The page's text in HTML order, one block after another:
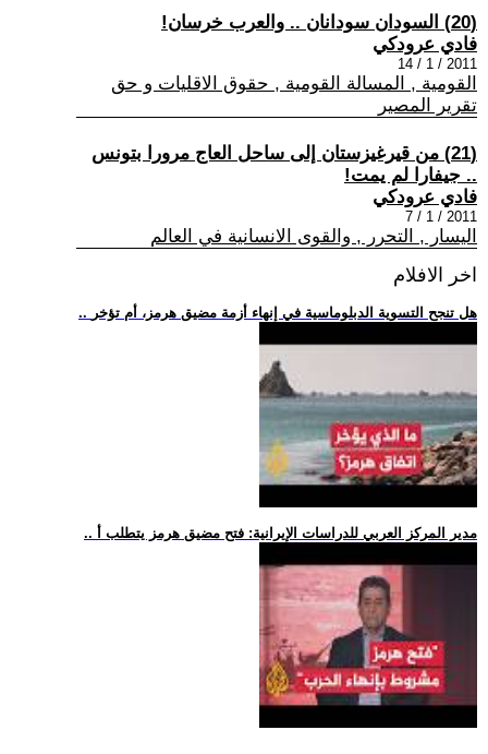
(20) السودان سودانان .. والعرب خرسان!
فادي عرودكي
2011 / 1 / 14
القومية , المسالة القومية , حقوق الاقليات و حق
تقرير المصير
(21) من قيرغيزستان إلى ساحل العاج مرورا بتونس
.. جيفارا لم يمت!
فادي عرودكي
2011 / 1 / 7
اليسار , التحرر , والقوى الانسانية في العالم
اخر الافلام
.. هل تنجح التسوية الدبلوماسية في إنهاء أزمة مضيق هرمز، أم تؤخر
.. مدير المركز العربي للدراسات الإيرانية: فتح مضيق هرمز يتطلب أ